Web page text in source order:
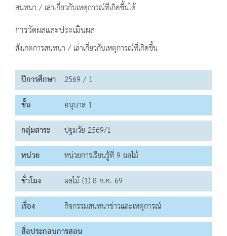
สนทนา / เล่าเกี่ยวกับเหตุการณ์ที่เกิดขึ้นได้
การวัดผลและประเมินผล
สังเกตการสนทนา / เล่าเกี่ยวกับเหตุการณ์ที่เกิดขึ้น
ปีการศึกษา 2569 / 1
ชั้น
อนุบาล 1
กลุ่มสาระ
ปฐมวัย 2569/1
หน่วย
หน่วยการเรียนรู้ที่ 9 ผลไม้
ชั่วโมง
ผลไม้ (1) 8 ก.ค. 69
เรื่อง
กิจกรรมสนทนาข่าวและเหตุการณ์
สื่อประกอบการสอน